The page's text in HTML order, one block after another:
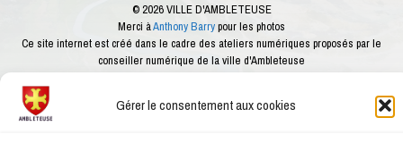
Gérer le consentement aux cookies
© 2026 VILLE D'AMBLETEUSE
Merci àAnthony Barrypour les photos
Ce site internet est créé dans le cadre des ateliers numériques proposés par le
conseiller numérique de la ville d'Ambleteuse